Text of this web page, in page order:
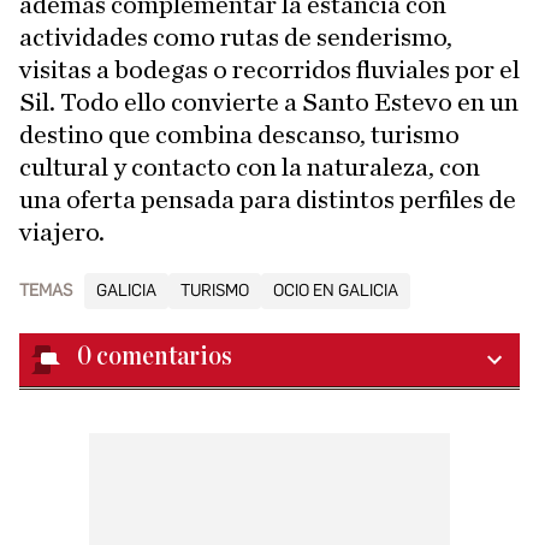
actividades como rutas de senderismo,
visitas a bodegas o recorridos fluviales por el
Sil. Todo ello convierte a Santo Estevo en un
destino que combina descanso, turismo
cultural y contacto con la naturaleza, con
una oferta pensada para distintos perfiles de
viajero.
TEMAS GALICIA TURISMO OCIO EN GALICIA
0 comentarios